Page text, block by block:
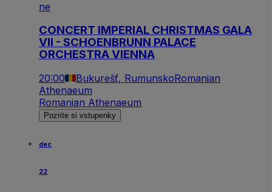
ne
CONCERT IMPERIAL CHRISTMAS GALA
VII - SCHOENBRUNN PALACE
ORCHESTRA VIENNA
20:00 Bukurešť, RumunskoRomanian
Athenaeum
Romanian Athenaeum
Pozrite si vstupenky
dec
22